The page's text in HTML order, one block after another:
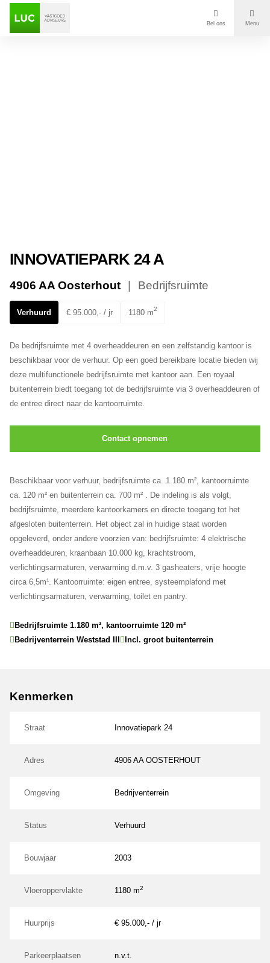
Bel ons Menu
INNOVATIEPARK 24 A
4906 AA Oosterhout Bedrijfsruimte
Verhuurd € 95.000,- / jr 1180 m2
De bedrijfsruimte met 4 overheaddeuren en een zelfstandig kantoor is
beschikbaar voor de verhuur. Op een goed bereikbare locatie bieden wij
deze multifunctionele bedrijfsruimte met kantoor aan. Een royaal
buitenterrein biedt toegang tot de bedrijfsruimte via 3 overheaddeuren of
de entree direct naar de kantoorruimte.
Contact opnemen
Beschikbaar voor verhuur, bedrijfsruimte ca. 1.180 m², kantoorruimte
ca. 120 m² en buitenterrein ca. 700 m² . De indeling is als volgt,
bedrijfsruimte, meerdere kantoorkamers en directe toegang tot het
afgesloten buitenterrein. Het object zal in huidige staat worden
opgeleverd, onder andere voorzien van: bedrijfsruimte: 4 elektrische
overheaddeuren, kraanbaan 10.000 kg, krachtstroom,
verlichtingsarmaturen, verwarming d.m.v. 3 gasheaters, vrije hoogte
circa 6,5m¹. Kantoorruimte: eigen entree, systeemplafond met
verlichtingsarmaturen, verwarming, toilet en pantry.
Bedrijfsruimte 1.180 m², kantoorruimte 120 m²
Bedrijventerrein Weststad III
Incl. groot buitenterrein
Kenmerken
Straat Innovatiepark 24
Adres 4906 AA OOSTERHOUT
Omgeving Bedrijventerrein
Status Verhuurd
Bouwjaar 2003
Vloeroppervlakte 1180 m2
Huurprijs € 95.000,- / jr
Parkeerplaatsen n.v.t.